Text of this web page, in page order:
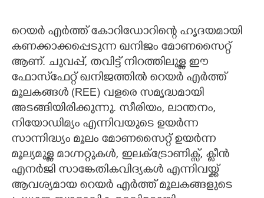
റെയർ എർത്ത് കോറിഡോറിന്റെ ഹൃദയമായി
കണക്കാക്കപ്പെടുന്ന ഖനിജം മോണസൈറ്റ്
ആണ്. ചുവപ്പ്,​ തവിട്ട് നിറത്തിലുള്ള ഈ
ഫോസ്‌ഫേറ്റ് ഖനിജത്തിൽ റെയർ എർത്ത്
മൂലകങ്ങൾ (REE) വളരെ സമൃദ്ധമായി
അടങ്ങിയിരിക്കുന്നു. സീരിയം,​ ലാന്തനം,​
നിയോഡിമ്യം എന്നിവയുടെ ഉയർന്ന
സാന്നിദ്ധ്യം മൂലം മോണസൈറ്റ് ഉയർന്ന
മൂല്യമുള്ള മാഗ്നറ്റുകൾ, ഇലക്ട്രോണിക്സ്, ക്ലീൻ
എനർജി സാങ്കേതികവിദ്യകൾ എന്നിവയ്ക്ക്
ആവശ്യമായ റെയർ എർത്ത് മൂലകങ്ങളുടെ